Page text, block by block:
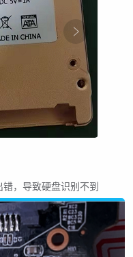
，导致硬盘识别不到